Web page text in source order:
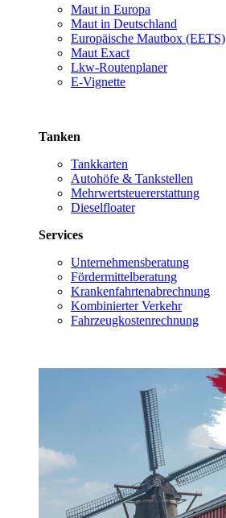
Maut in Europa
Maut in Deutschland
Europäische Mautbox (EETS)
Maut Exact
Lkw-Routenplaner
E-Vignette
Tanken
Tankkarten
Autohöfe & Tankstellen
Mehrwertsteuererstattung
Dieselfloater
Services
Unternehmensberatung
Fördermittelberatung
Krankenfahrtenabrechnung
Kombinierter Verkehr
Fahrzeugkostenrechnung